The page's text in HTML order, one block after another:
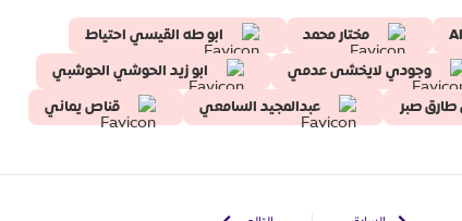
مختار محمد
ابو طه القيسي احتياط
وجودي لايخشى عدمي
ابو زيد الحوشي الحوشبي
طارق صبر عبدالمجيد السامعي قناص يماني